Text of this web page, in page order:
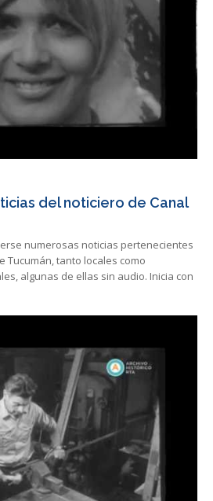
del noticiero de Canal
numerosas noticias pertenecientes
Tucumán, tanto locales como
algunas de ellas sin audio. Inicia con